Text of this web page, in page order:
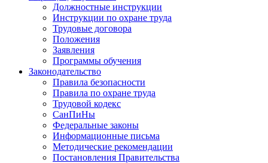
Должностные инструкции
Инструкции по охране труда
Трудовые договора
Положения
Заявления
Программы обучения
Законодательство
Правила безопасности
Правила по охране труда
Трудовой кодекс
СанПиНы
Федеральные законы
Информационные письма
Методические рекомендации
Постановления Правительства